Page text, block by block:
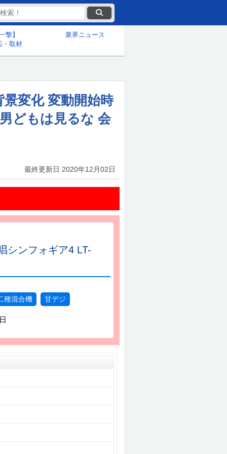
撃】
・取材
業界ニュース
変化 変動開始時
どもは見るな 会
最終更新日 2020年12月02日
シンフォギア4 LT-
種混合機 甘デジ